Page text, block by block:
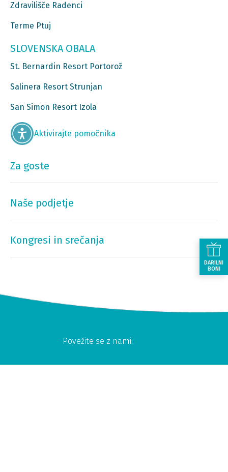
Zdravilišče Radenci
Terme Ptuj
SLOVENSKA OBALA
St. Bernardin Resort Portorož
Salinera Resort Strunjan
San Simon Resort Izola
Aktivirajte pomočnika
Za goste
Naše podjetje
Kongresi in srečanja
Povežite se z nami:
DARILNI
BONI